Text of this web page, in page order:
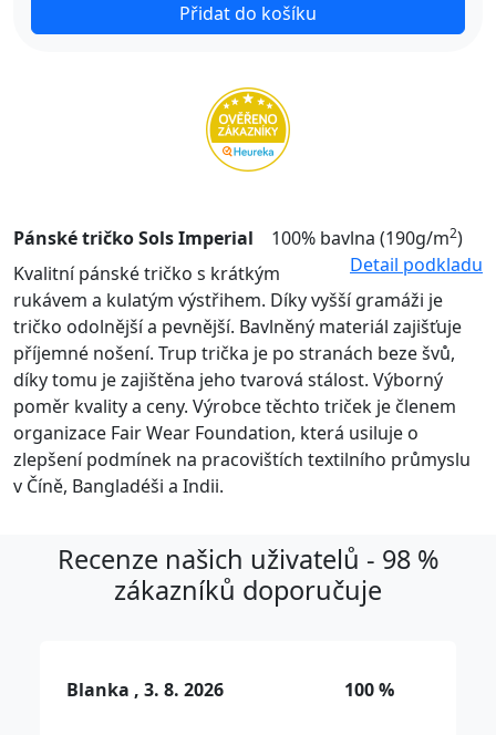
Přidat do košíku
Pánské tričko Sols Imperial 100% bavlna (190g/m2)
Detail podkladu
Kvalitní pánské tričko s krátkým
rukávem a kulatým výstřihem. Díky vyšší gramáži je
tričko odolnější a pevnější. Bavlněný materiál zajišťuje
příjemné nošení. Trup trička je po stranách beze švů,
díky tomu je zajištěna jeho tvarová stálost. Výborný
poměr kvality a ceny. Výrobce těchto triček je členem
organizace Fair Wear Foundation, která usiluje o
zlepšení podmínek na pracovištích textilního průmyslu
v Číně, Bangladéši a Indii.
Recenze našich uživatelů - 98 %
zákazníků doporučuje
Blanka , 3. 8. 2026 100 %